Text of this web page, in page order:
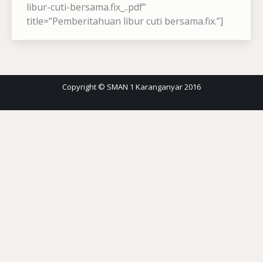
libur-cuti-bersama.fix_..pdf”
title=”Pemberitahuan libur cuti bersama.fix.”]
Copyright © SMAN 1 Karanganyar 2016